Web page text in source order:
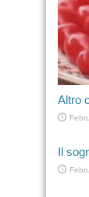
Altro
Il